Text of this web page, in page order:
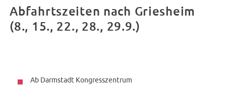
Abfahrtszeiten nach Griesheim
(8., 15., 22., 28., 29.9.)
Ab Darmstadt Kongresszentrum